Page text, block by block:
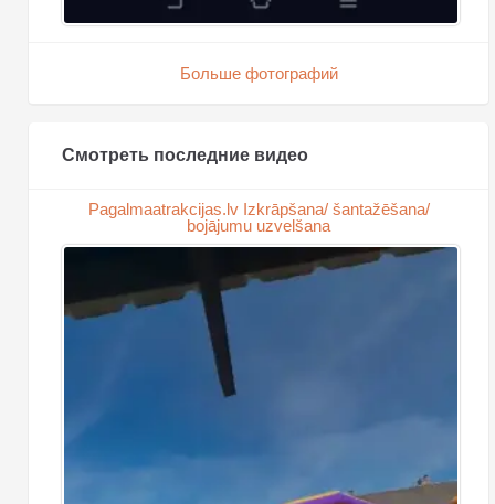
Больше фотографий
Смотреть последние видео
Pagalmaatrakcijas.lv Izkrāpšana/ šantažēšana/
bojājumu uzvelšana